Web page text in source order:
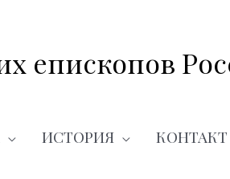
епископов
ИСТОРИЯ КОНТАКТ